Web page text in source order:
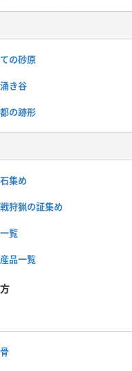
の砂原
き谷
の跡形
集め
狩猟の証集め
覧
品一覧